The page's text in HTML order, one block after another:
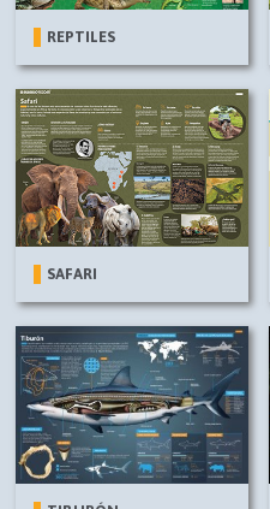
REPTILES
SAFARI